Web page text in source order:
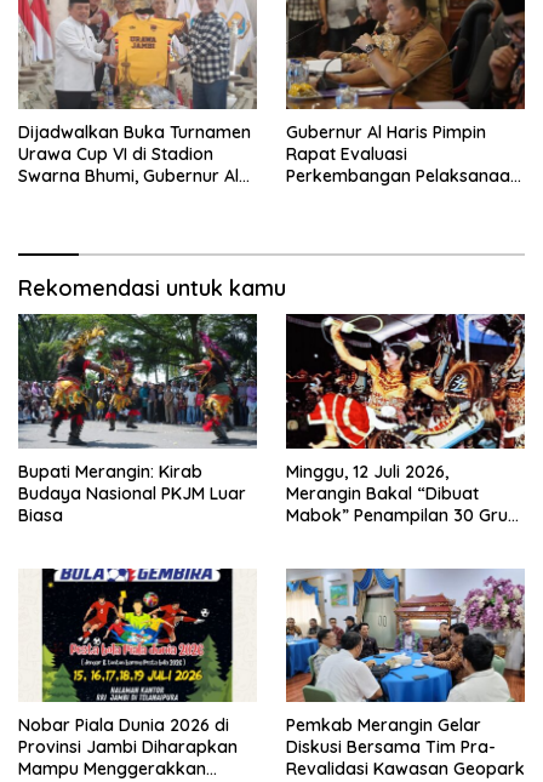
Dijadwalkan Buka Turnamen
Urawa Cup VI di Stadion
Swarna Bhumi, Gubernur Al
Gubernur Al Haris Pimpin
Rapat Evaluasi
Perkembangan Pelaksanaan
Rekomendasi untuk kamu
Bupati Merangin: Kirab
Budaya Nasional PKJM Luar
Biasa
Minggu, 12 Juli 2026,
Merangin Bakal “Dibuat
Mabok” Penampilan 30 Grup
Nobar Piala Dunia 2026 di
Provinsi Jambi Diharapkan
Mampu Menggerakkan
Pemkab Merangin Gelar
Diskusi Bersama Tim Pra-
Revalidasi Kawasan Geopark